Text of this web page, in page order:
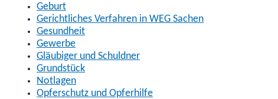
Geburt
Gerichtliches Verfahren in WEG Sachen
Gesundheit
Gewerbe
Gläubiger und Schuldner
Grundstück
Notlagen
Opferschutz und Opferhilfe